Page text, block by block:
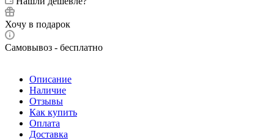
Хочу в подарок
Самовывоз - бесплатно
Описание
Наличие
Отзывы
Как купить
Оплата
Доставка